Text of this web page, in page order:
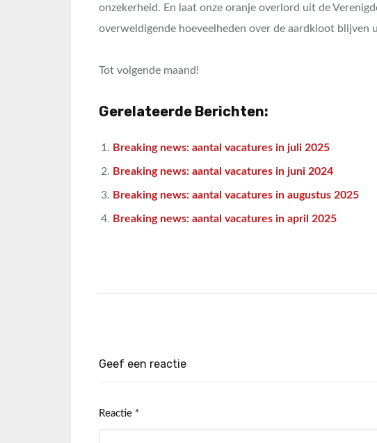
onzekerheid. En laat onze oranje overlord uit de
overweldigende hoeveelheden over de aardkloot blijven
Tot volgende maand!
Gerelateerde Berichten:
Breaking news: aantal vacatures in juli 2025
Breaking news: aantal vacatures in juni 2024
Breaking news: aantal vacatures in augustus 2025
Breaking news: aantal vacatures in april 2025
Geef een reactie
Reactie *